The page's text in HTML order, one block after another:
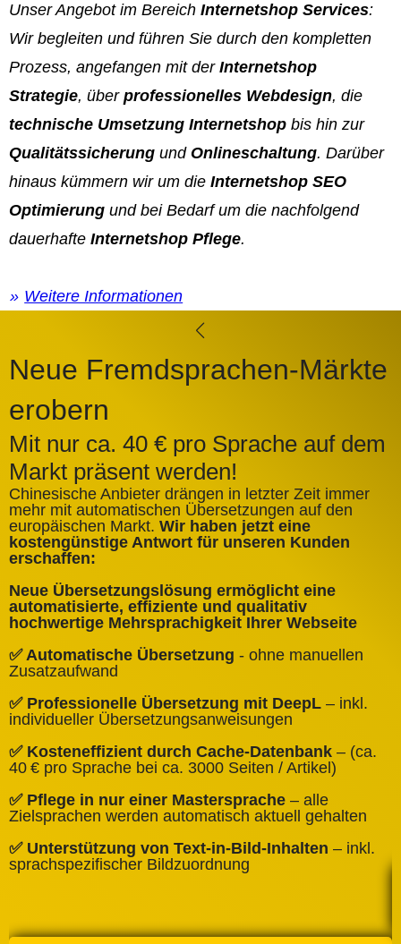
Unser Angebot im Bereich Internetshop Services:
Wir begleiten und führen Sie durch den kompletten
Prozess, angefangen mit der Internetshop
Strategie, überprofessionelles Webdesign, die
technische Umsetzung Internetshop bis hin zur
Qualitätssicherung und Onlineschaltung. Darüber
hinaus kümmern wir um die Internetshop SEO
Optimierung und bei Bedarf um die nachfolgend
dauerhafte Internetshop Pflege.
Weitere Informationen
Neue Fremdsprachen-Märkte
erobern
Mit nur ca. 40 € pro Sprache auf dem
Markt präsent werden!
Chinesische Anbieter drängen in letzter Zeit immer
mehr mit automatischen Übersetzungen auf den
europäischen Markt. Wir haben jetzt eine
kostengünstige Antwort für unseren Kunden
erschaffen:
Neue Übersetzungslösung ermöglicht eine
automatisierte, effiziente und qualitativ
hochwertige Mehrsprachigkeit Ihrer Webseite
✅ Automatische Übersetzung - ohne manuellen
Zusatzaufwand
✅ Professionelle Übersetzung mit DeepL – inkl.
individueller Übersetzungsanweisungen
✅ Kosteneffizient durch Cache‑Datenbank – (ca.
40 € pro Sprache bei ca. 3000 Seiten / Artikel)
✅ Pflege in nur einer Mastersprache – alle
Zielsprachen werden automatisch aktuell gehalten
✅ Unterstützung von Text‑in‑Bild‑Inhalten – inkl.
sprachspezifischer Bildzuordnung